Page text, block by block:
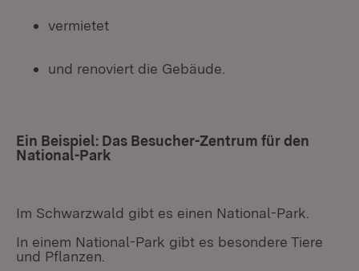
vermietet
und renoviert die Gebäude.
Ein Beispiel: Das Besucher-Zentrum für den
National-Park
Im Schwarzwald gibt es einen National-Park.
In einem National-Park gibt es besondere Tiere
und Pflanzen.